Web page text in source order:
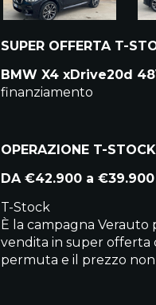
SUPER OFFERTA T-
BMW X4 xDrive20d
finanziamento
OPERAZIONE T-STOCK
DA €42.900 a €39.900
T-Stock
È la campagna Verauto
vendita in super offerta
permuta e il prezzo